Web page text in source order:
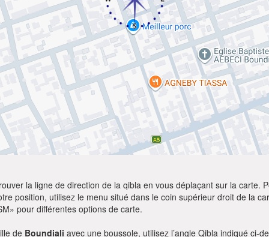
la ligne de direction de la qibla en vous déplaçant sur la carte.
position, utilisez le menu situé dans le coin supérieur droit de la
pour différentes options de carte.
de Boundiali avec une boussole, utilisez l’angle Qibla indiqué ci-